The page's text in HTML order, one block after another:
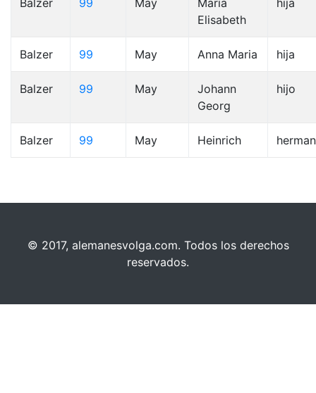
Balzer 99 May
Maria
Elisabeth
hija
Balzer 99 May Anna Maria hija
Balzer 99 May
Johann
Georg
hijo
Balzer 99 May Heinrich
© 2017, alemanesvolga.com. Todos los derechos
reservados.